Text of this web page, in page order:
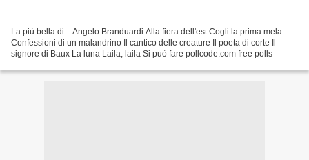
La più bella di... Angelo Branduardi Alla fiera dell'est Cogli la prima mela
Confessioni di un malandrino Il cantico delle creature Il poeta di corte Il
signore di Baux La luna Laila, laila Si può fare pollcode.com free polls